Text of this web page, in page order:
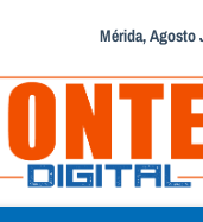
Mérida, Agosto